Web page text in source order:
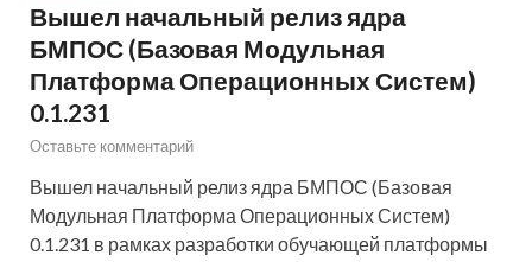
Вышел начальный релиз ядра
БМПОС (Базовая Модульная
Платформа Операционных Систем)
0.1.231
Оставьте комментарий
Вышел начальный релиз ядра БМПОС (Базовая
Модульная Платформа Операционных Систем)
0.1.231 в рамках разработки обучающей платформы